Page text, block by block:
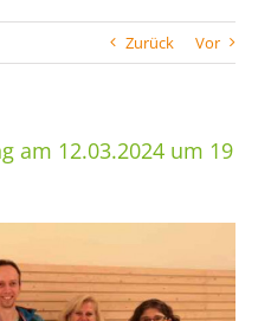
Zurück Vor
am 12.03.2024 um 19